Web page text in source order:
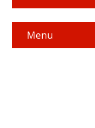
Menu